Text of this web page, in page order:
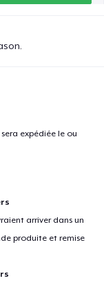
expédiée le ou
arriver dans un
produite et remise